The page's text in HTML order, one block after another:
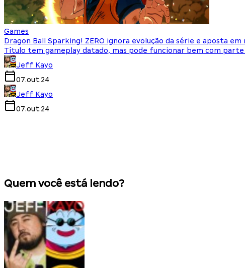
Games
Dragon Ball Sparking! ZERO ignora evolução da série e aposta em
Título tem gameplay datado, mas pode funcionar bem com parte
Jeff Kayo
07.out.24
Jeff Kayo
07.out.24
Quem você está lendo?